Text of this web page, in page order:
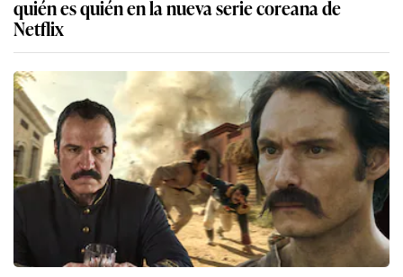
quién es quién en la nueva serie coreana de
Netflix